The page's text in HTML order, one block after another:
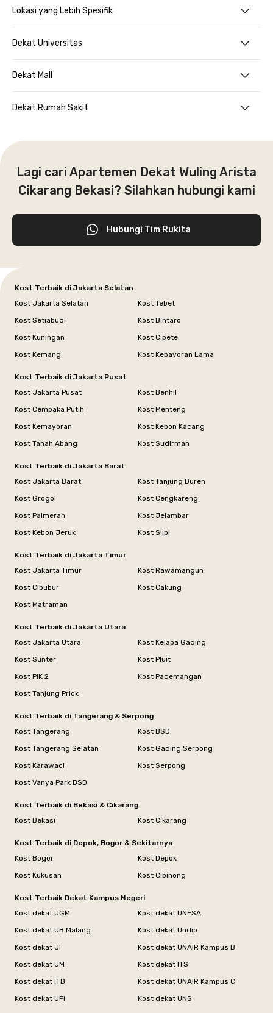
Lokasi yang Lebih Spesifik
Dekat Universitas
Dekat Mall
Dekat Rumah Sakit
Lagi cari Apartemen Dekat Wuling Arista
Cikarang Bekasi? Silahkan hubungi kami
Hubungi Tim Rukita
Kost Terbaik di Jakarta Selatan
Kost Jakarta Selatan
Kost Tebet
Kost Setiabudi
Kost Bintaro
Kost Kuningan
Kost Cipete
Kost Kemang
Kost Kebayoran Lama
Kost Terbaik di Jakarta Pusat
Kost Jakarta Pusat
Kost Benhil
Kost Cempaka Putih
Kost Menteng
Kost Kemayoran
Kost Kebon Kacang
Kost Tanah Abang
Kost Sudirman
Kost Terbaik di Jakarta Barat
Kost Jakarta Barat
Kost Tanjung Duren
Kost Grogol
Kost Cengkareng
Kost Palmerah
Kost Jelambar
Kost Kebon Jeruk
Kost Slipi
Kost Terbaik di Jakarta Timur
Kost Jakarta Timur
Kost Rawamangun
Kost Cibubur
Kost Cakung
Kost Matraman
Kost Terbaik di Jakarta Utara
Kost Jakarta Utara
Kost Kelapa Gading
Kost Sunter
Kost Pluit
Kost PIK 2
Kost Pademangan
Kost Tanjung Priok
Kost Terbaik di Tangerang & Serpong
Kost Tangerang
Kost BSD
Kost Tangerang Selatan
Kost Gading Serpong
Kost Karawaci
Kost Serpong
Kost Vanya Park BSD
Kost Terbaik di Bekasi & Cikarang
Kost Bekasi
Kost Cikarang
Kost Terbaik di Depok, Bogor & Sekitarnya
Kost Bogor
Kost Depok
Kost Kukusan
Kost Cibinong
Kost Terbaik Dekat Kampus Negeri
Kost dekat UGM
Kost dekat UNESA
Kost dekat UB Malang
Kost dekat Undip
Kost dekat UI
Kost dekat UNAIR Kampus B
Kost dekat UM
Kost dekat ITS
Kost dekat ITB
Kost dekat UNAIR Kampus C
Kost dekat UPI
Kost dekat UNS